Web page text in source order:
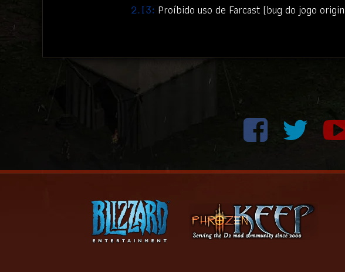
2.13: Proíbido uso de Farcast (bug do jogo